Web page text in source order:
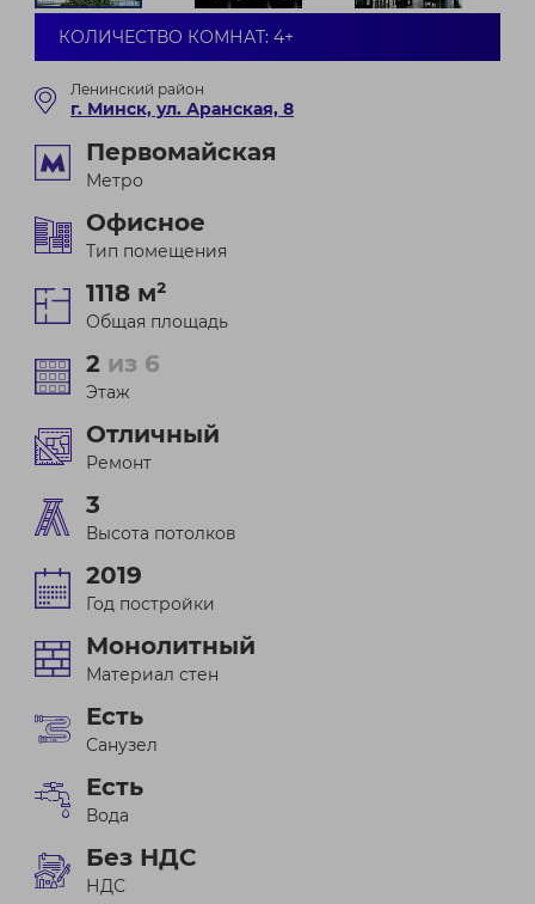
КОЛИЧЕСТВО КОМНАТ: 4+
Ленинский район
г. Минск, ул. Аранская, 8
Первомайская
Метро
Офисное
Тип помещения
1118 м²
Общая площадь
2 из 6
Этаж
Отличный
Ремонт
3
Высота потолков
2019
Год постройки
Монолитный
Материал стен
Есть
Санузел
Есть
Вода
Без НДС
НДС